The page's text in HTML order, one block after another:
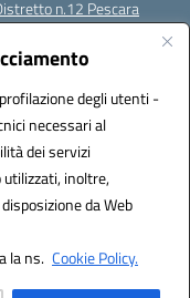
degli utenti -
necessari al
dei servizi
inoltre,
da Web
la ns. Cookie Policy.
n.12 Pescara
istsc_peic835007
S.r.l.
Italia